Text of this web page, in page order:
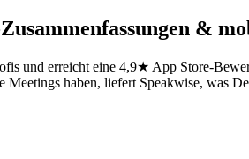
&
und erreicht eine 4,9★ App Store-
haben, liefert Speakwise, was